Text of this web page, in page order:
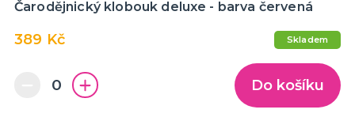
Čarodějnický klobouk deluxe - barva červená
389 Kč Skladem
Do košíku